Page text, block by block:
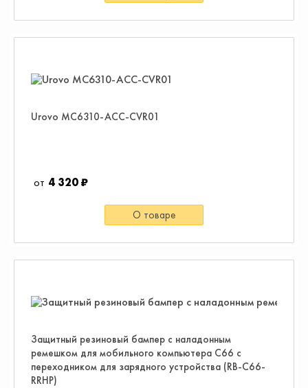
Urovo MC6310-ACC-CVR01
4 320 ₽
О товаре
Защитный резиновый бампер с наладонным
ремешком для мобильного компьютера С66 с
переходником для зарядного устройства (RB-C66-
RRHP)